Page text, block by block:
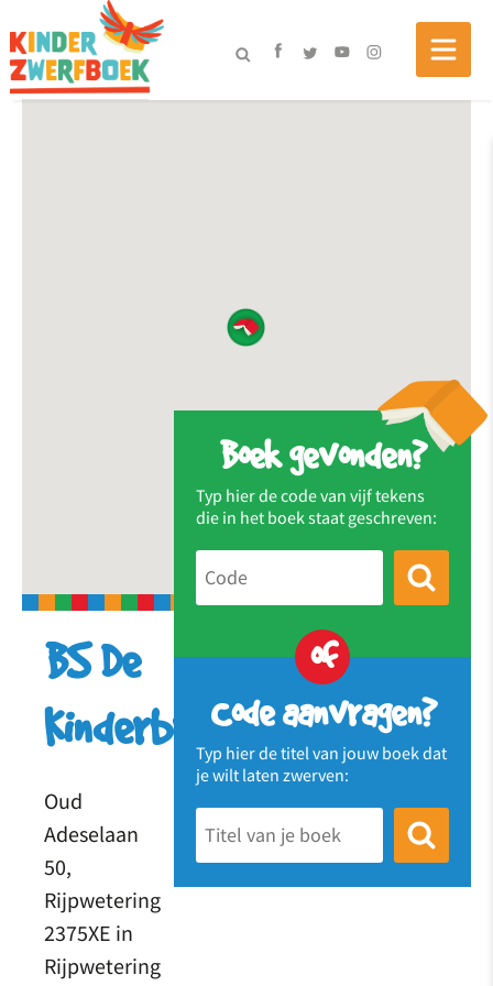
Boek gevonden?
Typ hier de code van vijf tekens
die in het boek staat geschreven:
of
Code aanvragen?
Typ hier de titel van jouw boek dat
je wilt laten zwerven:
BS De
Kinderbrug
Oud
Adeselaan
50,
Rijpwetering
2375XE in
Rijpwetering